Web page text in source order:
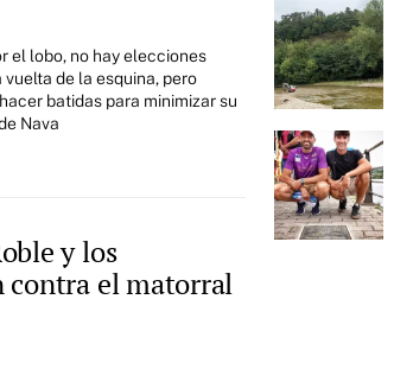
el lobo, no hay elecciones
de la esquina, pero
batidas para minimizar su
Nava
y los
contra el matorral